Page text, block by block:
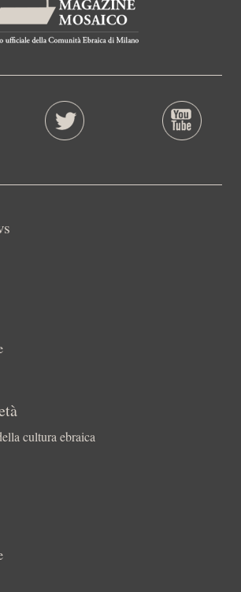
cultura ebraica